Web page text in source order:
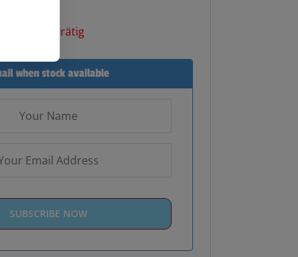
Nicht vorrätig
when stock available